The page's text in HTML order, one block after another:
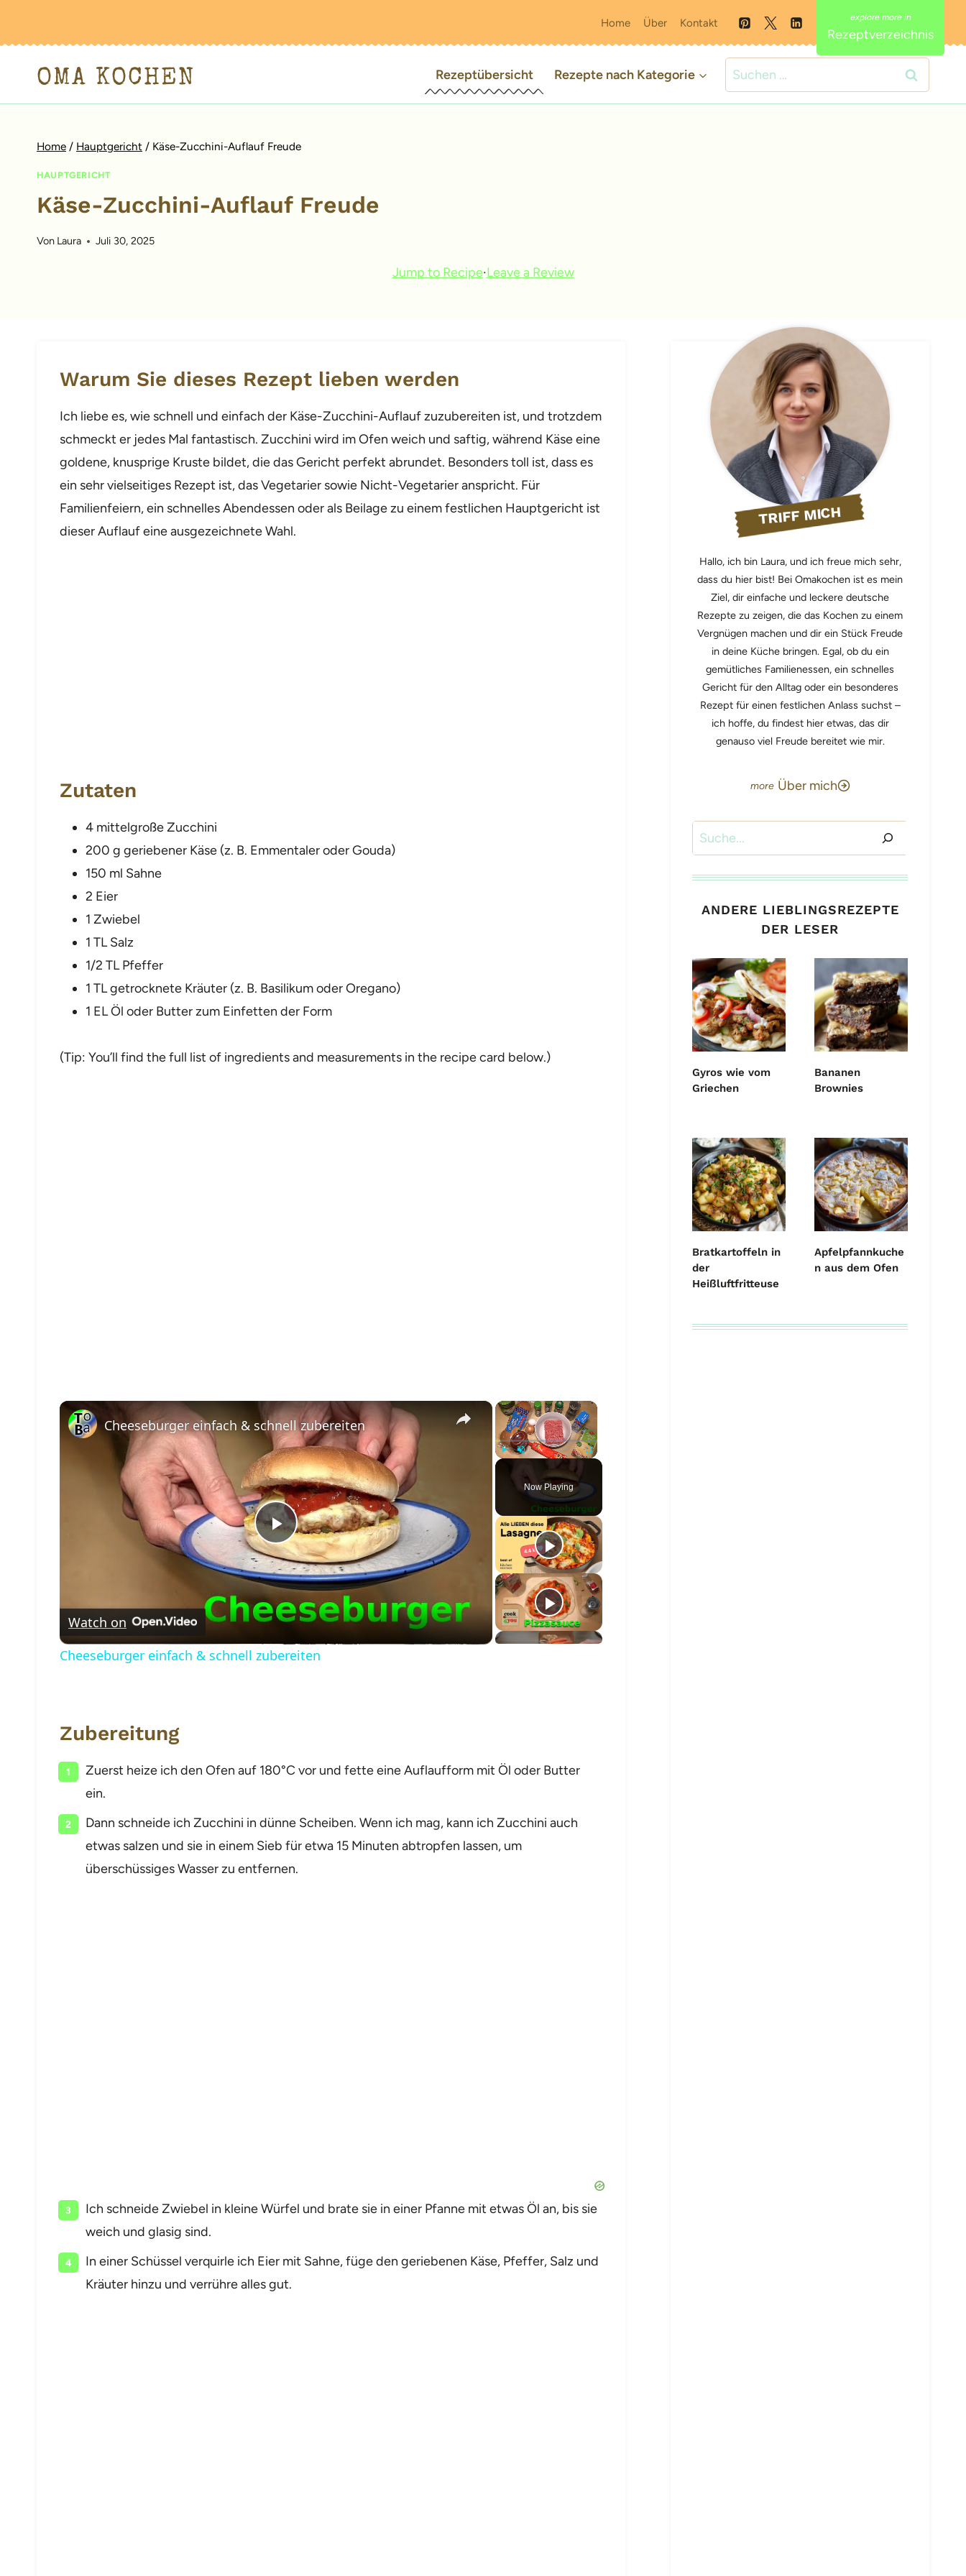
Home Über Kontakt
Rezeptverzeichnis
OMA KOCHEN Rezeptübersicht Rezepte nach Kategorie
Suchen
nach:
Home / Hauptgericht / Käse-Zucchini-Auflauf Freude
HAUPTGERICHT
Käse-Zucchini-Auflauf Freude
Von Laura Juli 30, 2025
Jump to Recipe·Leave a Review
Warum Sie dieses Rezept lieben werden
Ich liebe es, wie schnell und einfach der Käse-Zucchini-Auflauf zuzubereiten ist, und trotzdem
schmeckt er jedes Mal fantastisch. Zucchini wird im Ofen weich und saftig, während Käse eine
goldene, knusprige Kruste bildet, die das Gericht perfekt abrundet. Besonders toll ist, dass es
ein sehr vielseitiges Rezept ist, das Vegetarier sowie Nicht-Vegetarier anspricht. Für
Familienfeiern, ein schnelles Abendessen oder als Beilage zu einem festlichen Hauptgericht ist
dieser Auflauf eine ausgezeichnete Wahl.
Zutaten
4 mittelgroße Zucchini
200 g geriebener Käse (z. B. Emmentaler oder Gouda)
150 ml Sahne
2 Eier
1 Zwiebel
1 TL Salz
1/2 TL Pfeffer
1 TL getrocknete Kräuter (z. B. Basilikum oder Oregano)
1 EL Öl oder Butter zum Einfetten der Form
(Tip: You’ll find the full list of ingredients and measurements in the recipe card below.)
×
Fullscreen
Now Playing
×
Play
Video
Cheeseburger einfach & schnell zubereiten
Watch on
Cheeseburger einfach & schnell zubereiten
Zubereitung
Zuerst heize ich den Ofen auf 180°C vor und fette eine Auflaufform mit Öl oder Butter
ein.
Dann schneide ich Zucchini in dünne Scheiben. Wenn ich mag, kann ich Zucchini auch
etwas salzen und sie in einem Sieb für etwa 15 Minuten abtropfen lassen, um
überschüssiges Wasser zu entfernen.
Ich schneide Zwiebel in kleine Würfel und brate sie in einer Pfanne mit etwas Öl an, bis sie
weich und glasig sind.
In einer Schüssel verquirle ich Eier mit Sahne, füge den geriebenen Käse, Pfeffer, Salz und
Kräuter hinzu und verrühre alles gut.
TRIFF MICH
Hallo, ich bin Laura, und ich freue mich sehr,
dass du hier bist! Bei Omakochen ist es mein
Ziel, dir einfache und leckere deutsche
Rezepte zu zeigen, die das Kochen zu einem
Vergnügen machen und dir ein Stück Freude
in deine Küche bringen. Egal, ob du ein
gemütliches Familienessen, ein schnelles
Gericht für den Alltag oder ein besonderes
Rezept für einen festlichen Anlass suchst –
ich hoffe, du findest hier etwas, das dir
genauso viel Freude bereitet wie mir.
Über mich
Suchen
ANDERE LIEBLINGSREZEPTE
DER LESER
Gyros wie vom
Griechen
Bananen
Brownies
Bratkartoffeln in
der
Heißluftfritteuse
Apfelpfannkuche
n aus dem Ofen